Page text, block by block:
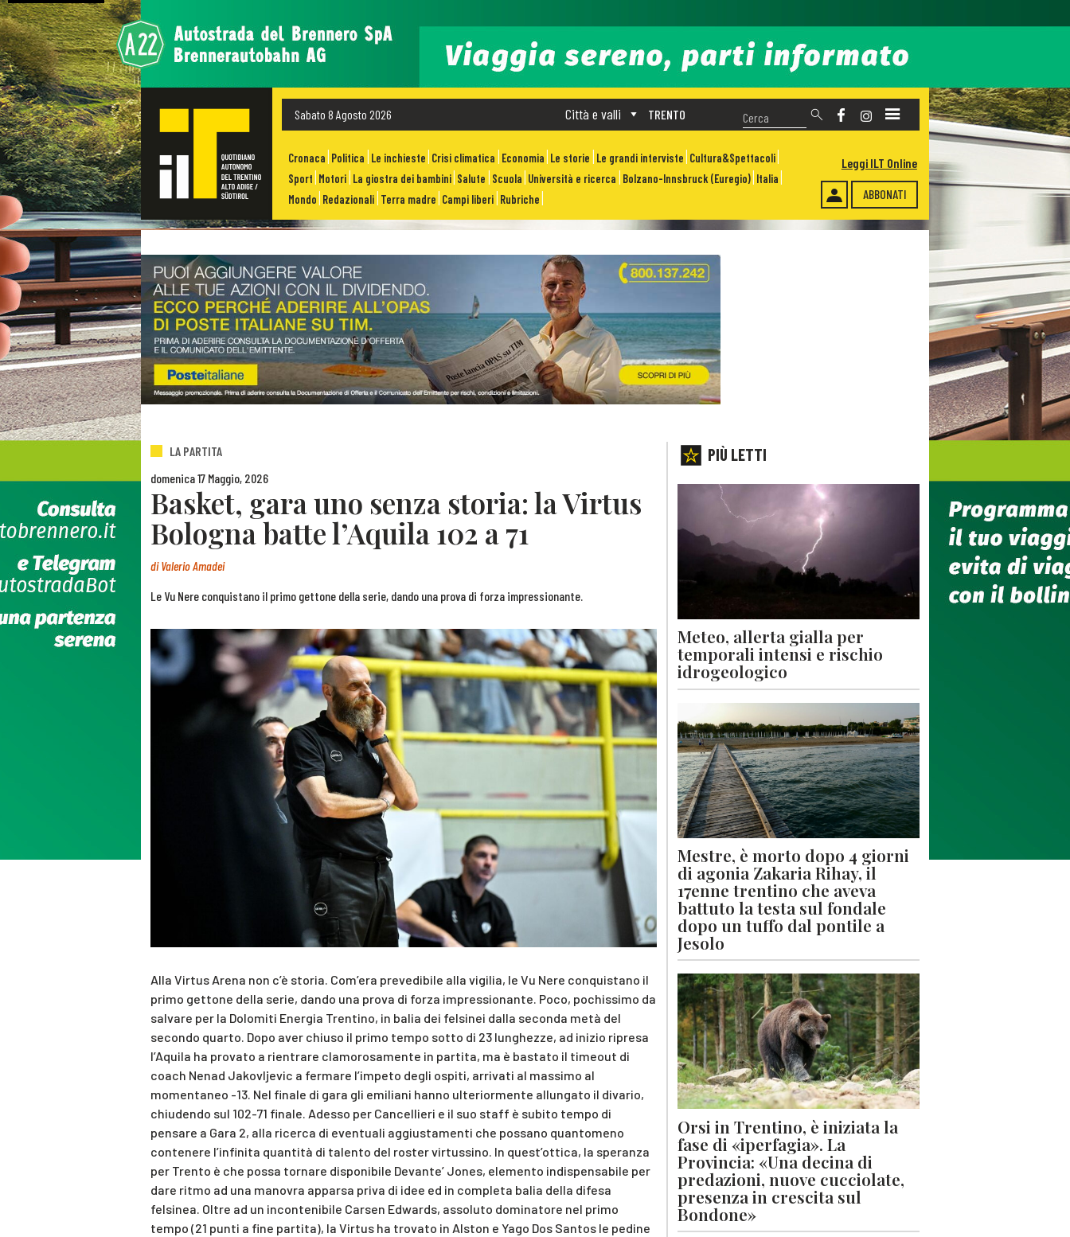
Sabato 8 Agosto 2026 TRENTO
Città e valli
Cronaca Politica Le inchieste Crisi climatica Economia Le storie Le grandi interviste Cultura&Spettacoli
Sport Motori La giostra dei bambini Salute Scuola Università e ricerca Bolzano-Innsbruck (Euregio) Italia
Mondo Redazionali Terra madre Campi liberi Rubriche ABBONATI
Leggi ILT Online
LA PARTITA
domenica 17 Maggio, 2026
Basket, gara uno senza storia: la Virtus
Bologna batte l’Aquila 102 a 71
diValerio Amadei
Le Vu Nere conquistano il primo gettone della serie, dando una prova di forza impressionante.
Alla Virtus Arena non c’è storia. Com’era prevedibile alla vigilia, le Vu Nere conquistano il
primo gettone della serie, dando una prova di forza impressionante. Poco, pochissimo da
salvare per la Dolomiti Energia Trentino, in balia dei felsinei dalla seconda metà del
secondo quarto. Dopo aver chiuso il primo tempo sotto di 23 lunghezze, ad inizio ripresa
l’Aquila ha provato a rientrare clamorosamente in partita, ma è bastato il timeout di
coach Nenad Jakovljevic a fermare l’impeto degli ospiti, arrivati al massimo al
momentaneo -13. Nel finale di gara gli emiliani hanno ulteriormente allungato il divario,
chiudendo sul 102-71 finale. Adesso per Cancellieri e il suo staff è subito tempo di
pensare a Gara 2, alla ricerca di eventuali aggiustamenti che possano quantomeno
contenere l’infinita quantità di talento del roster virtussino. In quest’ottica, la speranza
per Trento è che possa tornare disponibile Devante’ Jones, elemento indispensabile per
dare ritmo ad una manovra apparsa priva di idee ed in completa balia della difesa
felsinea. Oltre ad un incontenibile Carsen Edwards, assoluto dominatore nel primo
tempo (21 punti a fine partita), la Virtus ha trovato in Alston e Yago Dos Santos le pedine
PIÙ LETTI
Meteo, allerta gialla per
temporali intensi e rischio
idrogeologico
Mestre, è morto dopo 4 giorni
di agonia Zakaria Rihay, il
17enne trentino che aveva
battuto la testa sul fondale
dopo un tuffo dal pontile a
Jesolo
Orsi in Trentino, è iniziata la
fase di «iperfagia». La
Provincia: «Una decina di
predazioni, nuove cucciolate,
presenza in crescita sul
Bondone»